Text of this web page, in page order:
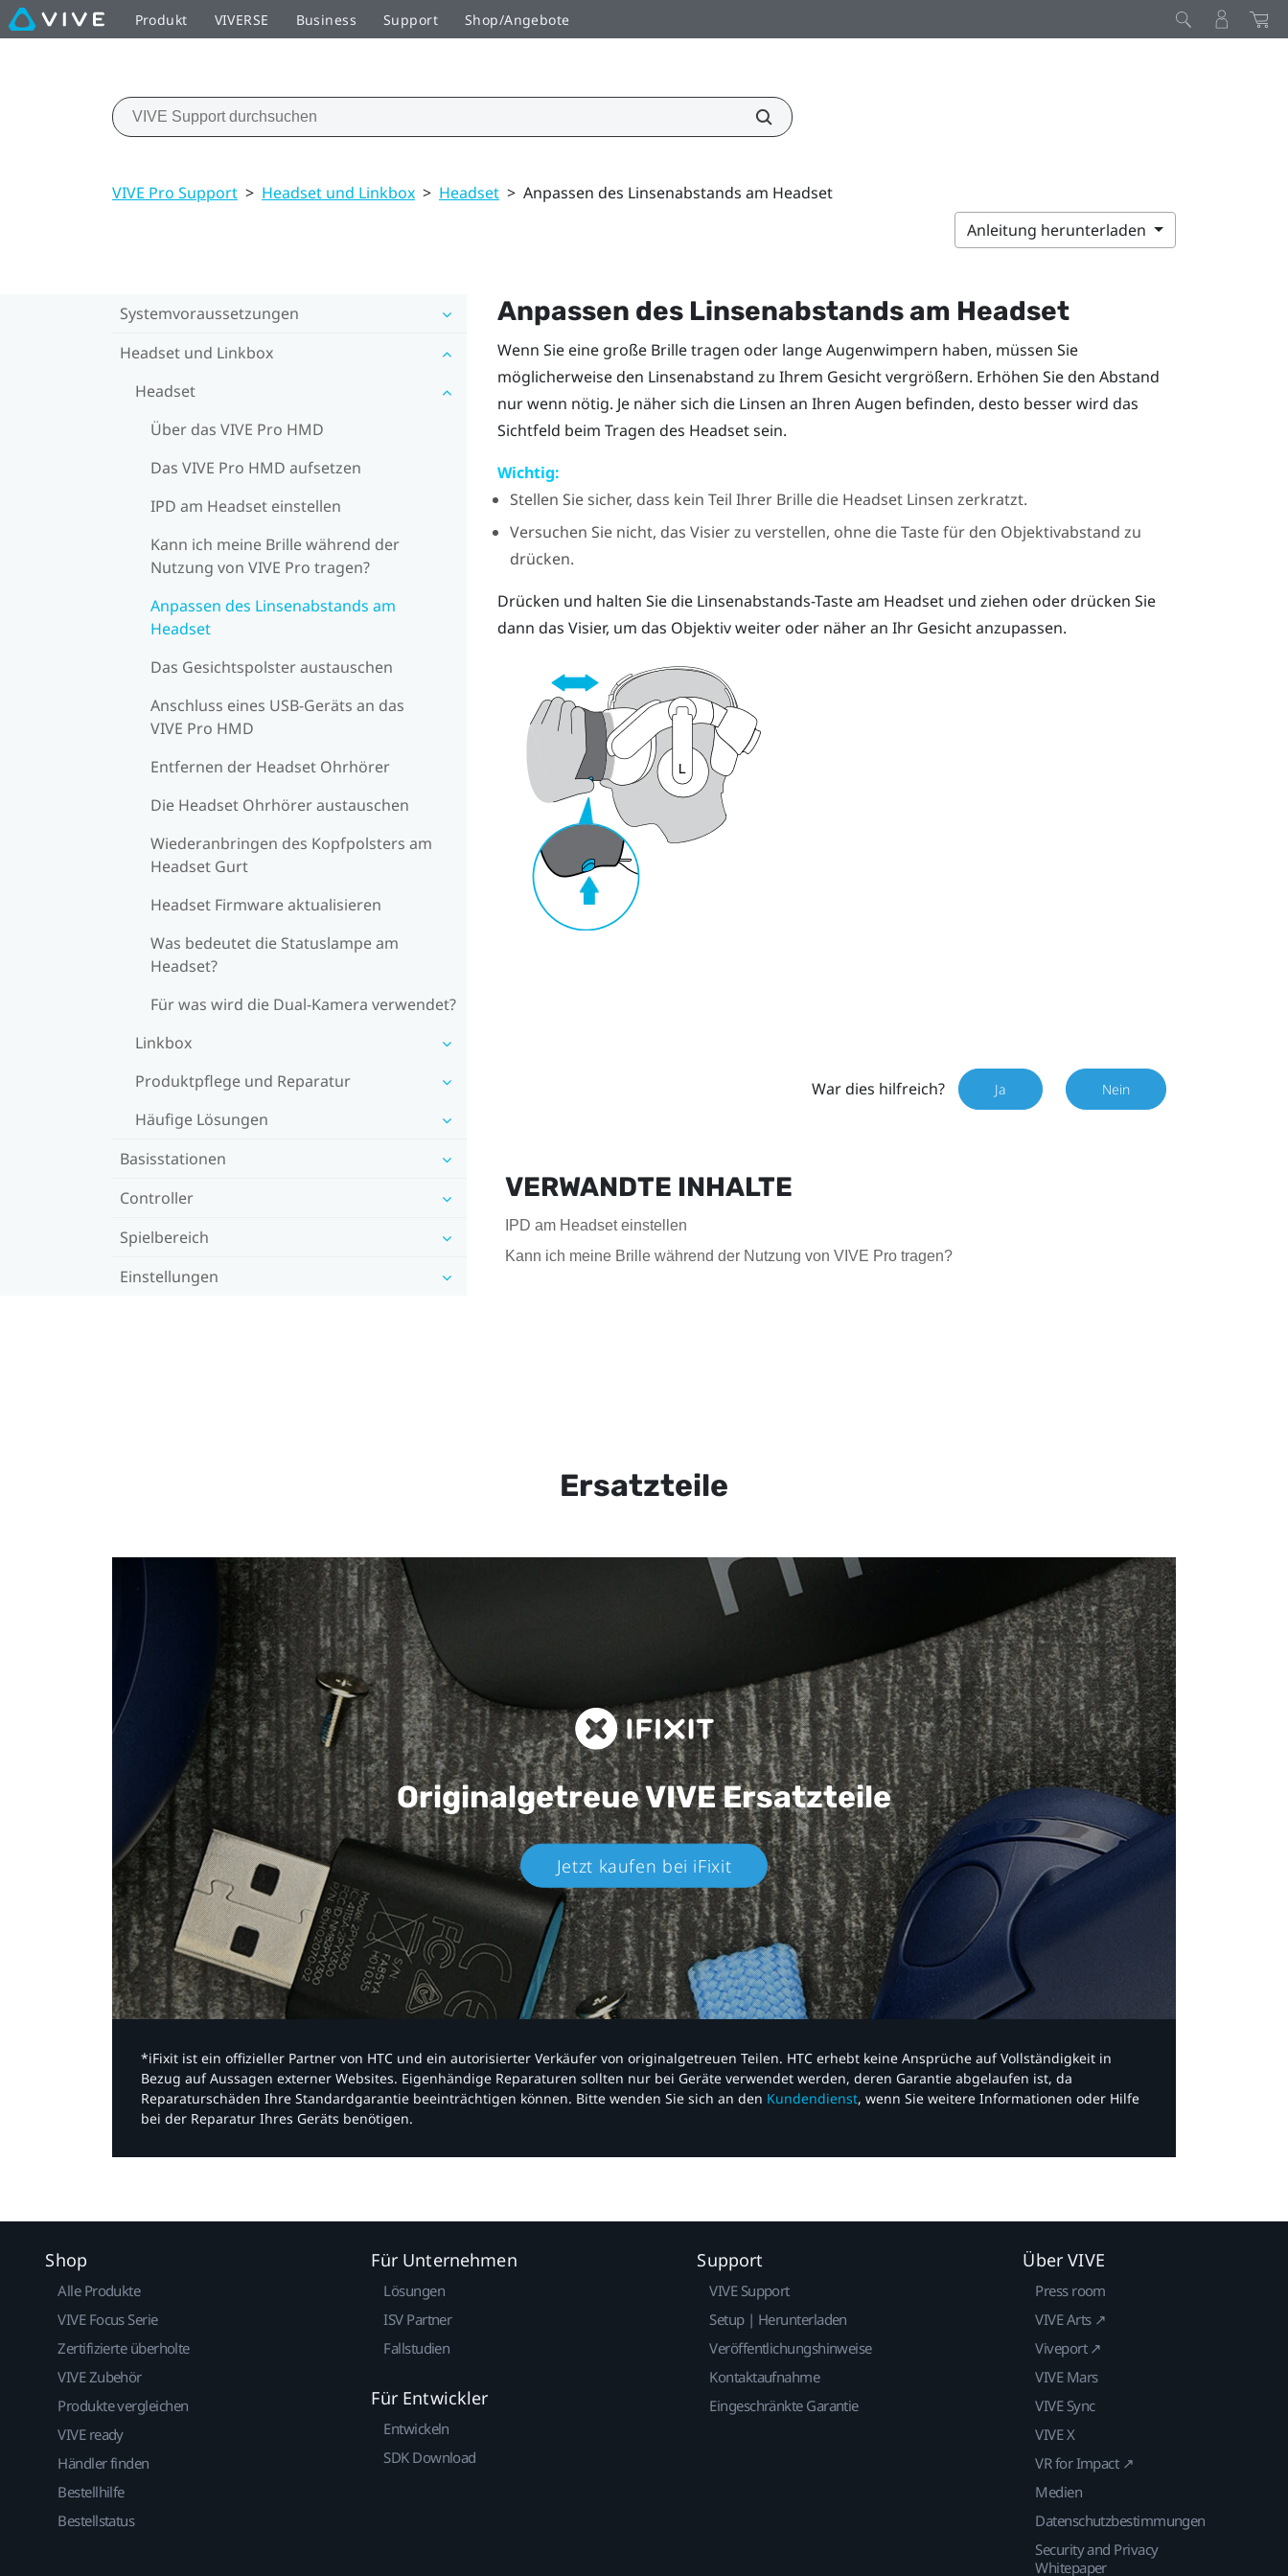
Produkt VIVERSE Business Support Shop/Angebote
VIVE Pro Support > Headset und Linkbox > Headset > Anpassen des Linsenabstands am Headset
Anleitung herunterladen
Systemvoraussetzungen
Headset und Linkbox
Headset
Über das VIVE Pro HMD
Das VIVE Pro HMD aufsetzen
IPD am Headset einstellen
Kann ich meine Brille während der
Nutzung von VIVE Pro tragen?
Anpassen des Linsenabstands am
Headset
Das Gesichtspolster austauschen
Anschluss eines USB-Geräts an das
VIVE Pro HMD
Entfernen der Headset Ohrhörer
Die Headset Ohrhörer austauschen
Wiederanbringen des Kopfpolsters am
Headset Gurt
Headset Firmware aktualisieren
Was bedeutet die Statuslampe am
Headset?
Für was wird die Dual-Kamera verwendet?
Linkbox
Produktpflege und Reparatur
Häufige Lösungen
Basisstationen
Controller
Spielbereich
Einstellungen
Anpassen des Linsenabstands am Headset
Wenn Sie eine große Brille tragen oder lange Augenwimpern haben, müssen Sie
möglicherweise den Linsenabstand zu Ihrem Gesicht vergrößern. Erhöhen Sie den Abstand
nur wenn nötig. Je näher sich die Linsen an Ihren Augen befinden, desto besser wird das
Sichtfeld beim Tragen des Headset sein.
Wichtig:
Stellen Sie sicher, dass kein Teil Ihrer Brille die Headset Linsen zerkratzt.
Versuchen Sie nicht, das Visier zu verstellen, ohne die Taste für den Objektivabstand zu
drücken.
Drücken und halten Sie die Linsenabstands-Taste am Headset und ziehen oder drücken Sie
dann das Visier, um das Objektiv weiter oder näher an Ihr Gesicht anzupassen.
War dies hilfreich? Ja Nein
VERWANDTE INHALTE
IPD am Headset einstellen
Kann ich meine Brille während der Nutzung von VIVE Pro tragen?
Ersatzteile
Originalgetreue VIVEErsatzteile
Jetzt kaufen bei iFixit​
*iFixit ist ein offizieller Partner von HTC und ein autorisierter Verkäufer von originalgetreuen Teilen. HTC erhebt keine Ansprüche auf Vollständigkeit in
Bezug auf Aussagen externer Websites. Eigenhändige Reparaturen sollten nur bei Geräte verwendet werden, deren Garantie abgelaufen ist, da
Reparaturschäden Ihre Standardgarantie beeinträchtigen können. Bitte wenden Sie sich an den Kundendienst, wenn Sie weitere Informationen oder Hilfe
bei der Reparatur Ihres Geräts benötigen.​
Shop
Alle Produkte
VIVE Focus Serie
Zertifizierte überholte
VIVE Zubehör
Produkte vergleichen
VIVE ready
Händler finden
Bestellhilfe
Bestellstatus
Für Unternehmen
Lösungen
ISV Partner
Fallstudien
Für Entwickler
Entwickeln
SDK Download
Support
VIVE Support
Setup | Herunterladen
Veröffentlichungshinweise
Kontaktaufnahme
Eingeschränkte Garantie
Über VIVE
Press room
VIVE Arts ↗
Viveport ↗
VIVE Mars
VIVE Sync
VIVE X
VR for Impact ↗
Medien
Datenschutzbestimmungen
Security and Privacy
Whitepaper